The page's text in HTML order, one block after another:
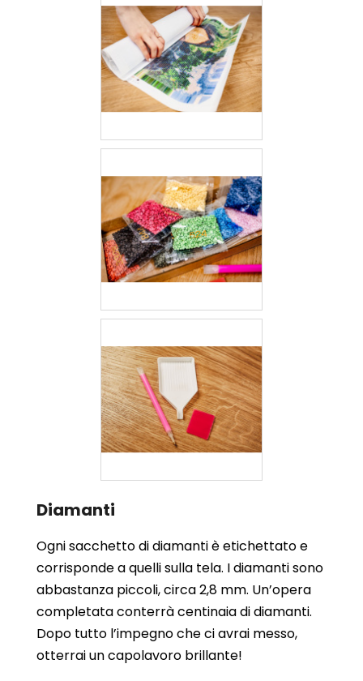
Diamanti
Ogni sacchetto di diamanti è etichettato e
corrisponde a quelli sulla tela. I diamanti sono
abbastanza piccoli, circa 2,8 mm. Un’opera
completata conterrà centinaia di diamanti.
Dopo tutto l’impegno che ci avrai messo,
otterrai un capolavoro brillante!